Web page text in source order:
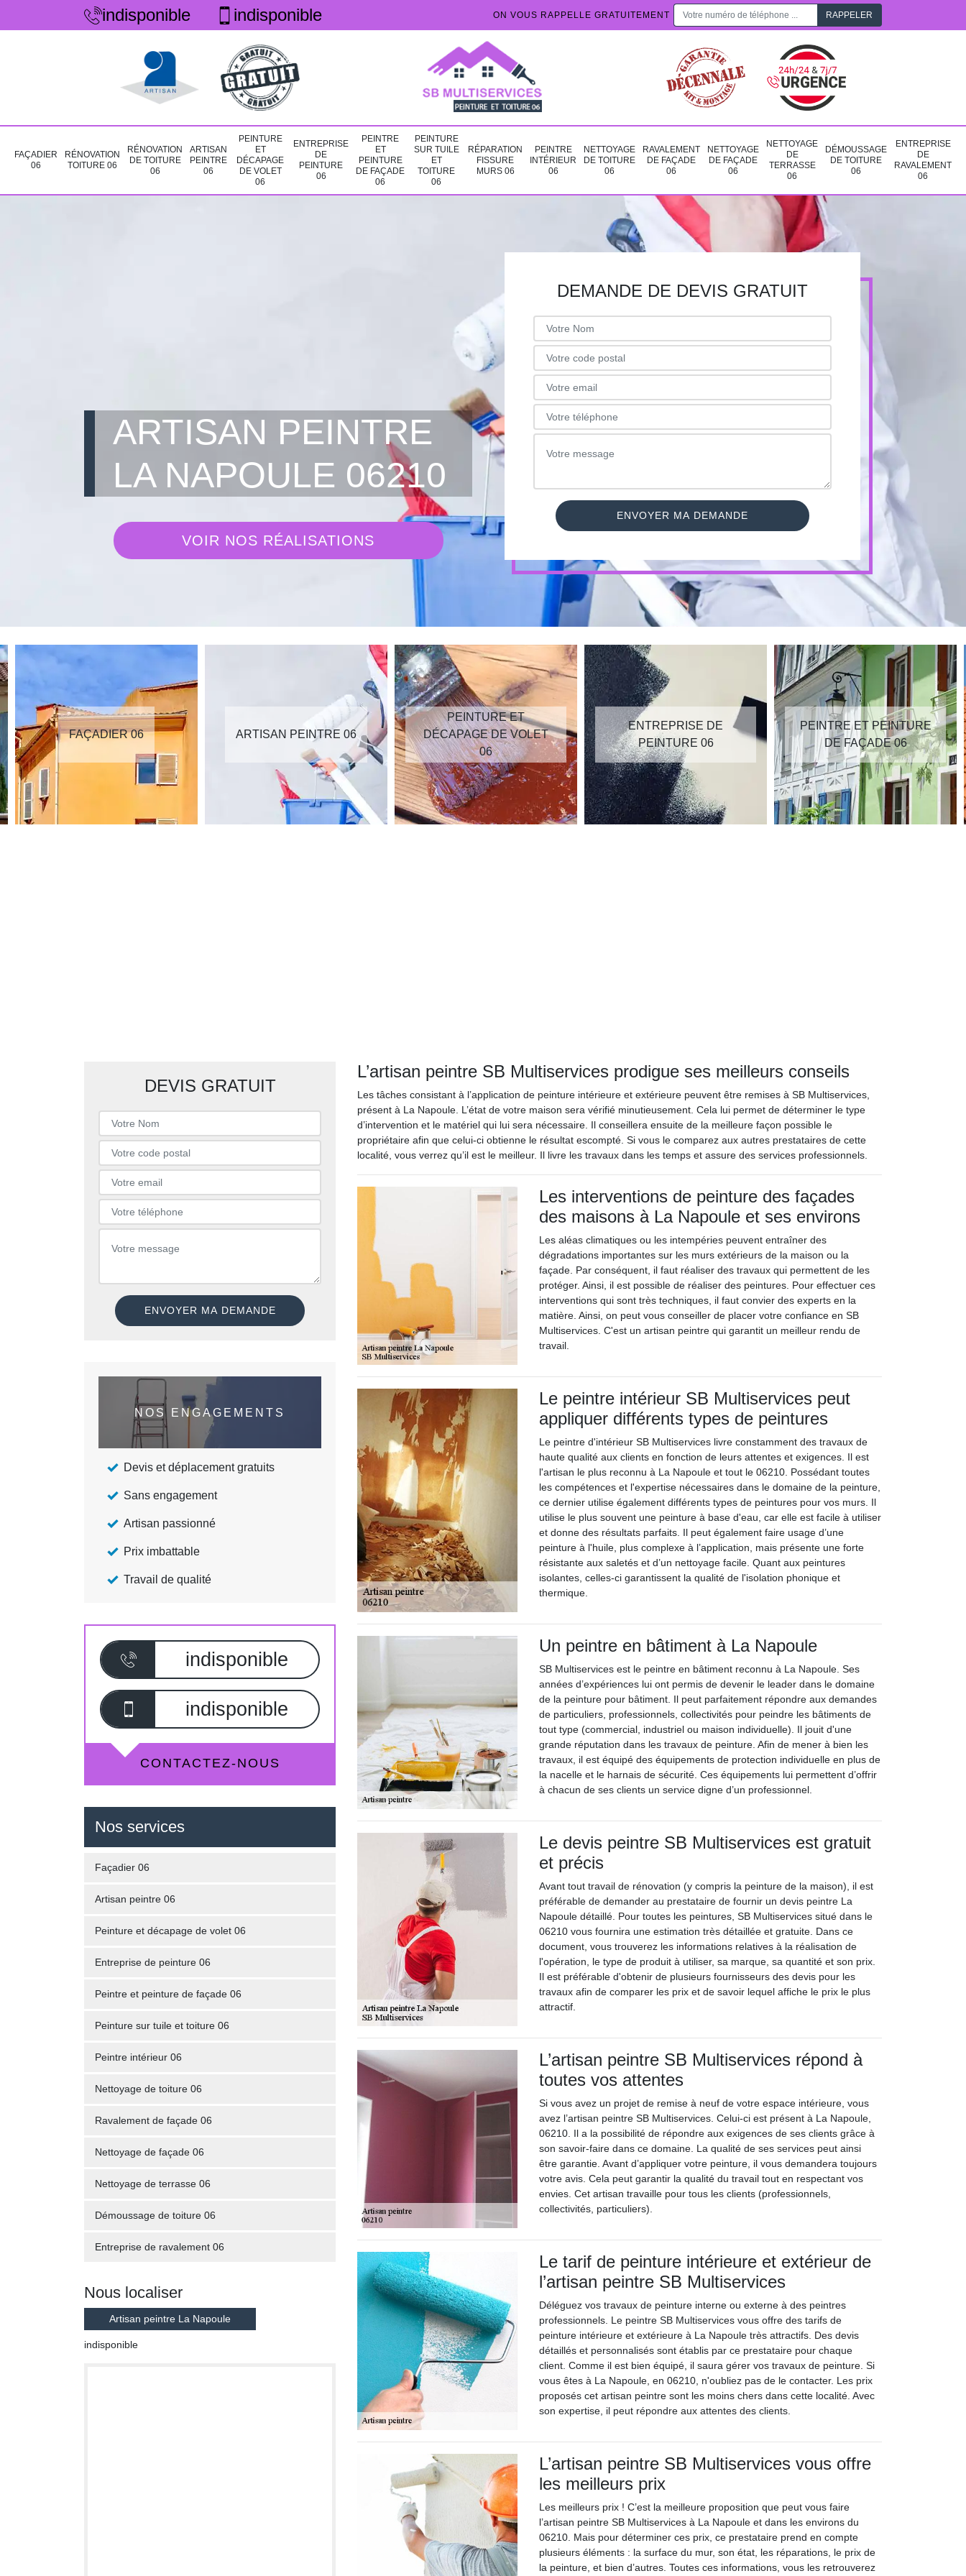
indisponible indisponible ON VOUS RAPPELLE GRATUITEMENT
FAÇADIER
06
RÉNOVATION
TOITURE 06
RÉNOVATION
DE TOITURE
06
ARTISAN
PEINTRE
06
PEINTURE
ET
DÉCAPAGE
DE VOLET
06
ENTREPRISE
DE
PEINTURE
06
PEINTRE
ET
PEINTURE
DE FAÇADE
06
PEINTURE
SUR TUILE
ET
TOITURE
06
RÉPARATION
FISSURE
MURS 06
PEINTRE
INTÉRIEUR
06
NETTOYAGE
DE TOITURE
06
RAVALEMENT
DE FAÇADE
06
NETTOYAGE
DE FAÇADE
06
NETTOYAGE
DE
TERRASSE
06
DÉMOUSSAGE
DE TOITURE
06
ENTREPRISE
DE
RAVALEMENT
06
ARTISAN PEINTRE
LA NAPOULE 06210
VOIR NOS RÉALISATIONS
DEMANDE DE DEVIS GRATUIT
FAÇADIER 06 ARTISAN PEINTRE 06
PEINTURE ET
DÉCAPAGE DE VOLET
06
ENTREPRISE DE
PEINTURE 06
PEINTRE ET PEINTURE
DE FAÇADE 06
DEVIS GRATUIT
NOS ENGAGEMENTS
Devis et déplacement gratuits
Sans engagement
Artisan passionné
Prix imbattable
Travail de qualité
indisponible
indisponible
CONTACTEZ-NOUS
Nos services
Façadier 06
Artisan peintre 06
Peinture et décapage de volet 06
Entreprise de peinture 06
Peintre et peinture de façade 06
Peinture sur tuile et toiture 06
Peintre intérieur 06
Nettoyage de toiture 06
Ravalement de façade 06
Nettoyage de façade 06
Nettoyage de terrasse 06
Démoussage de toiture 06
Entreprise de ravalement 06
Nous localiser
Artisan peintre La Napoule
indisponible
L’artisan peintre SB Multiservices prodigue ses meilleurs conseils
Les tâches consistant à l’application de peinture intérieure et extérieure peuvent être remises à SB Multiservices,
présent à La Napoule. L’état de votre maison sera vérifié minutieusement. Cela lui permet de déterminer le type
d’intervention et le matériel qui lui sera nécessaire. Il conseillera ensuite de la meilleure façon possible le
propriétaire afin que celui-ci obtienne le résultat escompté. Si vous le comparez aux autres prestataires de cette
localité, vous verrez qu’il est le meilleur. Il livre les travaux dans les temps et assure des services professionnels.
Les interventions de peinture des façades
des maisons à La Napoule et ses environs
Les aléas climatiques ou les intempéries peuvent entraîner des
dégradations importantes sur les murs extérieurs de la maison ou la
façade. Par conséquent, il faut réaliser des travaux qui permettent de les
protéger. Ainsi, il est possible de réaliser des peintures. Pour effectuer ces
interventions qui sont très techniques, il faut convier des experts en la
matière. Ainsi, on peut vous conseiller de placer votre confiance en SB
Multiservices. C'est un artisan peintre qui garantit un meilleur rendu de
travail.
Le peintre intérieur SB Multiservices peut
appliquer différents types de peintures
Le peintre d'intérieur SB Multiservices livre constamment des travaux de
haute qualité aux clients en fonction de leurs attentes et exigences. Il est
l'artisan le plus reconnu à La Napoule et tout le 06210. Possédant toutes
les compétences et l'expertise nécessaires dans le domaine de la peinture,
ce dernier utilise également différents types de peintures pour vos murs. Il
utilise le plus souvent une peinture à base d'eau, car elle est facile à utiliser
et donne des résultats parfaits. Il peut également faire usage d’une
peinture à l'huile, plus complexe à l’application, mais présente une forte
résistante aux saletés et d’un nettoyage facile. Quant aux peintures
isolantes, celles-ci garantissent la qualité de l'isolation phonique et
thermique.
Un peintre en bâtiment à La Napoule
SB Multiservices est le peintre en bâtiment reconnu à La Napoule. Ses
années d’expériences lui ont permis de devenir le leader dans le domaine
de la peinture pour bâtiment. Il peut parfaitement répondre aux demandes
de particuliers, professionnels, collectivités pour peindre les bâtiments de
tout type (commercial, industriel ou maison individuelle). Il jouit d'une
grande réputation dans les travaux de peinture. Afin de mener à bien les
travaux, il est équipé des équipements de protection individuelle en plus de
la nacelle et le harnais de sécurité. Ces équipements lui permettent d’offrir
à chacun de ses clients un service digne d’un professionnel.
Le devis peintre SB Multiservices est gratuit
et précis
Avant tout travail de rénovation (y compris la peinture de la maison), il est
préférable de demander au prestataire de fournir un devis peintre La
Napoule détaillé. Pour toutes les peintures, SB Multiservices situé dans le
06210 vous fournira une estimation très détaillée et gratuite. Dans ce
document, vous trouverez les informations relatives à la réalisation de
l'opération, le type de produit à utiliser, sa marque, sa quantité et son prix.
Il est préférable d'obtenir de plusieurs fournisseurs des devis pour les
travaux afin de comparer les prix et de savoir lequel affiche le prix le plus
attractif.
L’artisan peintre SB Multiservices répond à
toutes vos attentes
Si vous avez un projet de remise à neuf de votre espace intérieure, vous
avez l’artisan peintre SB Multiservices. Celui-ci est présent à La Napoule,
06210. Il a la possibilité de répondre aux exigences de ses clients grâce à
son savoir-faire dans ce domaine. La qualité de ses services peut ainsi
être garantie. Avant d’appliquer votre peinture, il vous demandera toujours
votre avis. Cela peut garantir la qualité du travail tout en respectant vos
envies. Cet artisan travaille pour tous les clients (professionnels,
collectivités, particuliers).
Le tarif de peinture intérieure et extérieur de
l’artisan peintre SB Multiservices
Déléguez vos travaux de peinture interne ou externe à des peintres
professionnels. Le peintre SB Multiservices vous offre des tarifs de
peinture intérieure et extérieure à La Napoule très attractifs. Des devis
détaillés et personnalisés sont établis par ce prestataire pour chaque
client. Comme il est bien équipé, il saura gérer vos travaux de peinture. Si
vous êtes à La Napoule, en 06210, n'oubliez pas de le contacter. Les prix
proposés cet artisan peintre sont les moins chers dans cette localité. Avec
son expertise, il peut répondre aux attentes des clients.
L’artisan peintre SB Multiservices vous offre
les meilleurs prix
Les meilleurs prix ! C’est la meilleure proposition que peut vous faire
l’artisan peintre SB Multiservices à La Napoule et dans les environs du
06210. Mais pour déterminer ces prix, ce prestataire prend en compte
plusieurs éléments : la surface du mur, son état, les réparations, le prix de
la peinture, et bien d’autres. Toutes ces informations, vous les retrouverez